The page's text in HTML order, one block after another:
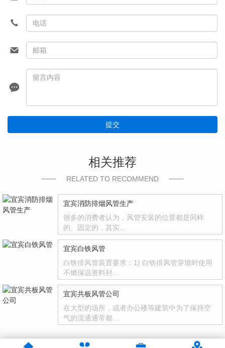
提交
相关推荐
RELATED TO RECOMMEND
宜宾消防排烟风管生产
很多的消费者认为，风管安装的位置都是同样
的、固定的，其实…
宜宾白铁风管
白铁排风管装置要求：1) 白铁排风管穿墙时使用
不燃保温资料封…
宜宾共板风管公司
在大型的场所，或者办公楼等建筑中为了保持空
气的流通通常都…